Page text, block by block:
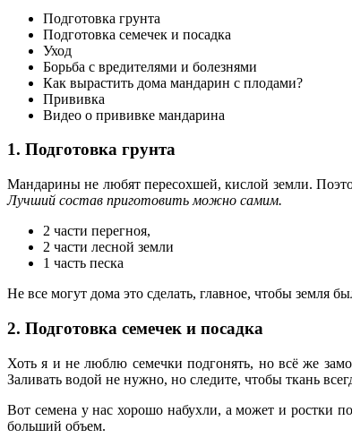
Подготовка грунта
Подготовка семечек и посадка
Уход
Борьба с вредителями и болезнями
Как вырастить дома мандарин с плодами?
Прививка
Видео о прививке мандарина
1. Подготовка грунта
Мандарины не любят пересохшей, кислой земли.
Лучший состав приготовить можно самим.
2 части перегноя,
2 части лесной земли
1 часть песка
Не все могут дома это сделать, главное, чтобы земля
2. Подготовка семечек и посадка
Хоть я и не люблю семечки подгонять, но всё же
Заливать водой не нужно, но следите, чтобы ткань
Вот семена у нас хорошо набухли, а может и ростки
больший объем.